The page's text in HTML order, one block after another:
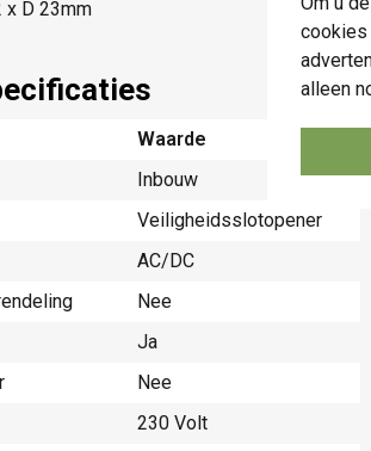
cookies
alleen
x D 23mm
Waarde
Inbouw
Veiligheidsslotopener
AC/DC
Nee
Ja
Nee
230 Volt